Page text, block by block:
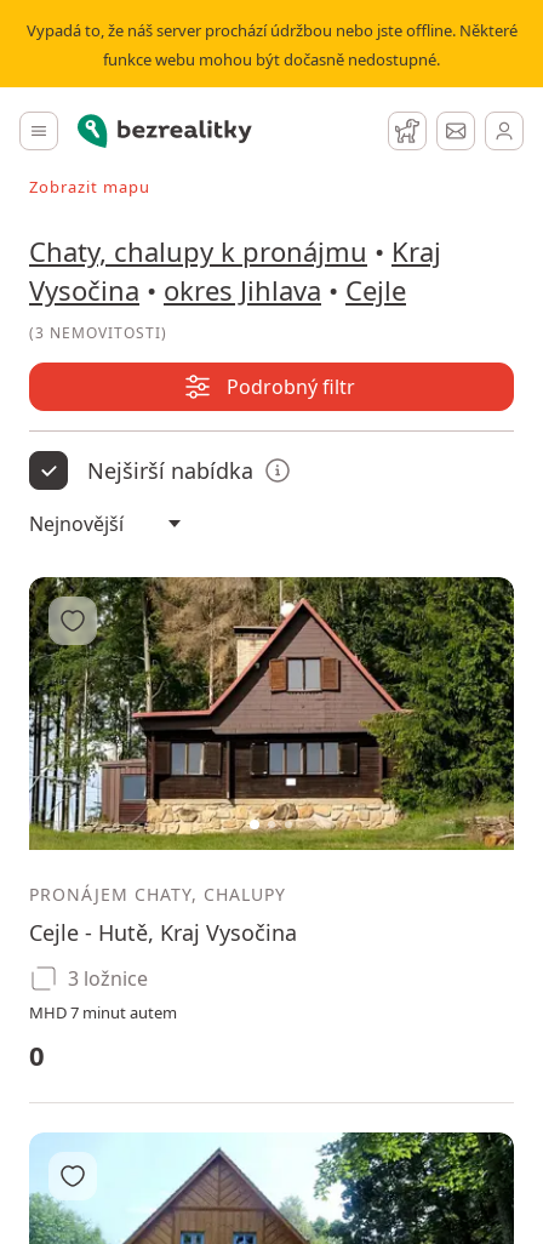
Vypadá to, že náš server prochází údržbou nebo jste offline. Některé
funkce webu mohou být dočasně nedostupné.
Hlavní menu
Bezrealitky Hlídací pes
Zprávy
Vyhledávat při pohybu v mapě
Zobrazit mapu
Chaty, chalupy k pronájmu • Kraj
Vysočina • okres Jihlava • Cejle
(3 NEMOVITOSTI)
Podrobný filtr
Nejširší nabídka
12 3
Přidat do oblíbených
PRONÁJEM CHATY, CHALUPY
Cejle - Hutě, Kraj Vysočina
3 ložnice
MHD 7 minut autem
0
Přidat do oblíbených